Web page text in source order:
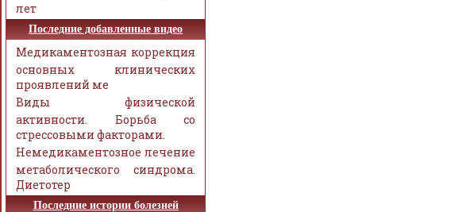
лет
Последние добавленные видео
Медикаментозная коррекция
основных клинических
проявлений ме
Виды физической
активности. Борьба со
стрессовыми факторами.
Немедикаментозное лечение
метаболического синдрома.
Диетотер
Последние истории болезней